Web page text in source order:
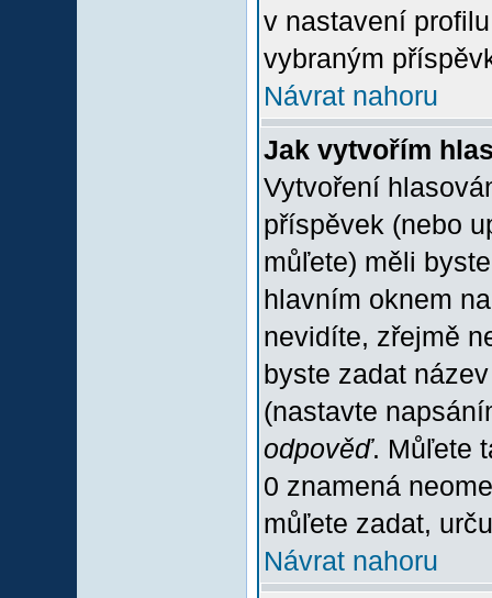
v nastavení
vybraným
Návrat nahoru
Jak vytvořím
Vytvoření
příspěvek (nebo
můľete) měli
hlavním oknem
nevidíte, zřejmě
byste zadat
(nastavte
odpověď. Můľete
0 znamená
můľete zadat,
Návrat nahoru